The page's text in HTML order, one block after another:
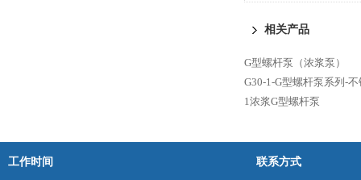
相关产品
G型螺杆泵（浓浆泵）
G30-1-G型螺杆泵系列-
1浓浆G型螺杆泵
工作时间 联系方式